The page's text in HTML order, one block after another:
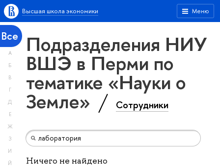
Меню
Высшая школа экономики
Все
А
Б
В
Г
Д
Е
Ж
З
И
Й
Подразделения НИУ
ВШЭ в Перми по
тематике «Науки о
Земле» Сотрудники
Ничего не найдено